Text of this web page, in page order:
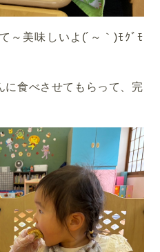
～美味しいよ(´～｀)ﾓｸﾞﾓ
に食べさせてもらって、完